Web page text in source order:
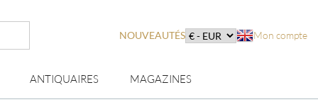
NOUVEAUTÉS Mon compte
ANTIQUAIRES MAGAZINES